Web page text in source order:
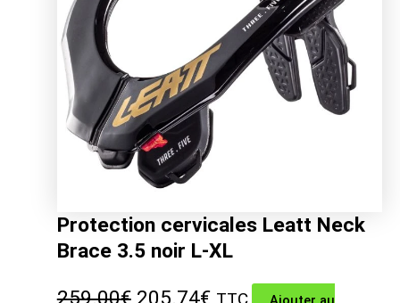
Protection cervicales Leatt Neck
Brace 3.5 noir L-XL
Le
Le